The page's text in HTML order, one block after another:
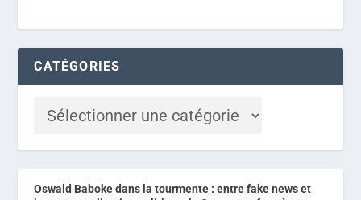
CATÉGORIES
Oswald Baboke dans la tourmente : entre fake news et